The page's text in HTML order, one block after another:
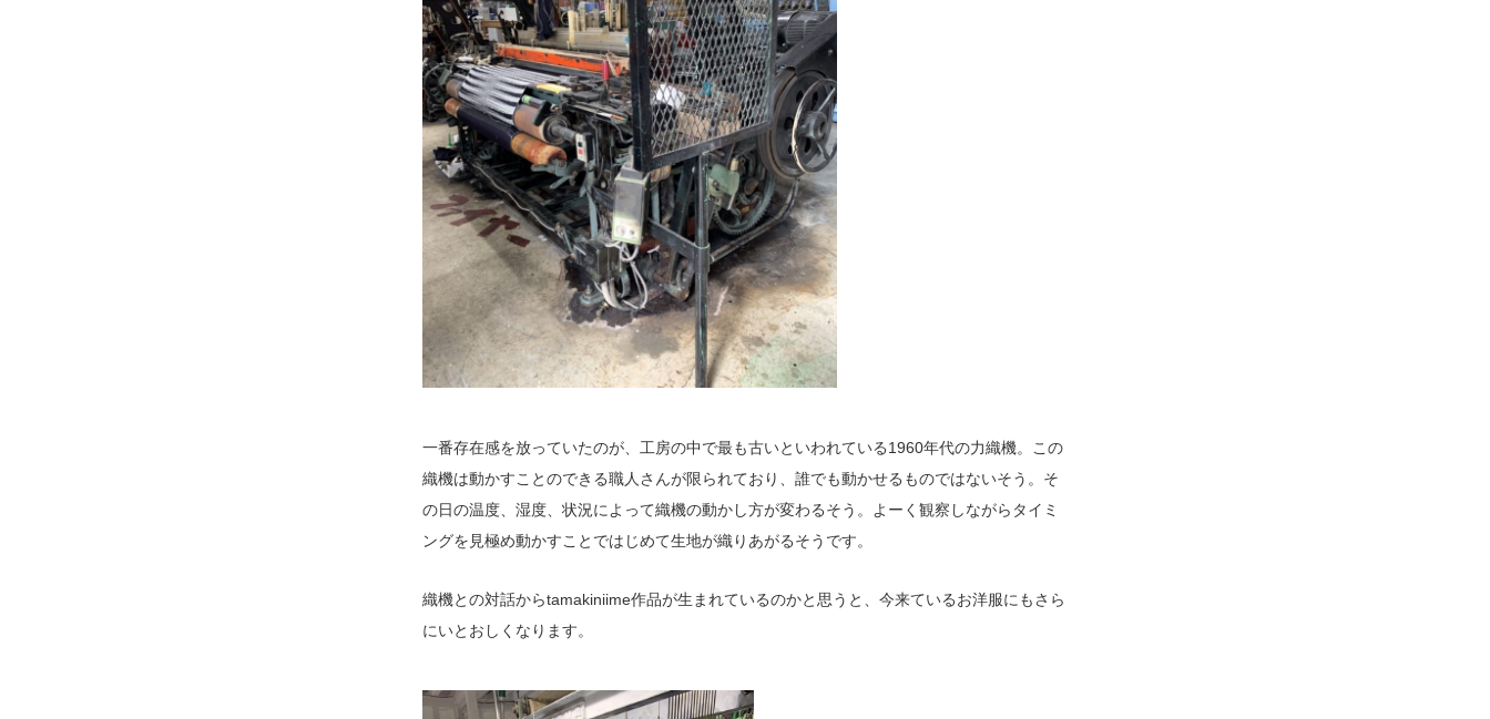
一番存在感を放っていたのが、工房の中で最も古いといわれている1960年代の力織機。この
織機は動かすことのできる職人さんが限られており、誰でも動かせるものではないそう。そ
の日の温度、湿度、状況によって織機の動かし方が変わるそう。よーく観察しながらタイミ
ングを見極め動かすことではじめて生地が織りあがるそうです。
織機との対話からtamakiniime作品が生まれているのかと思うと、今来ているお洋服にもさら
にいとおしくなります。